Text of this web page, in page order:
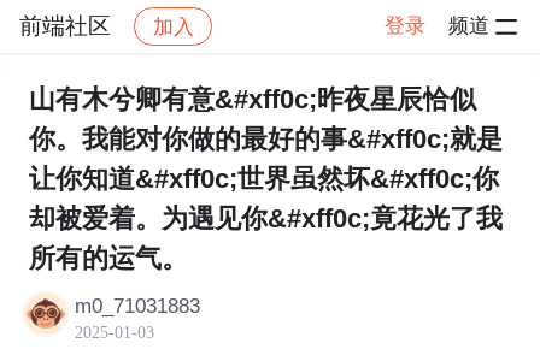
前端社区 加入 登录 频道
社区 前端社区 感慨 帖子详情
山有木兮卿有意&#xff0c;昨夜星辰恰似
你。我能对你做的最好的事&#xff0c;就是
让你知道&#xff0c;世界虽然坏&#xff0c;你
却被爱着。为遇见你&#xff0c;竟花光了我
所有的运气。
m0_71031883
2025-01-03